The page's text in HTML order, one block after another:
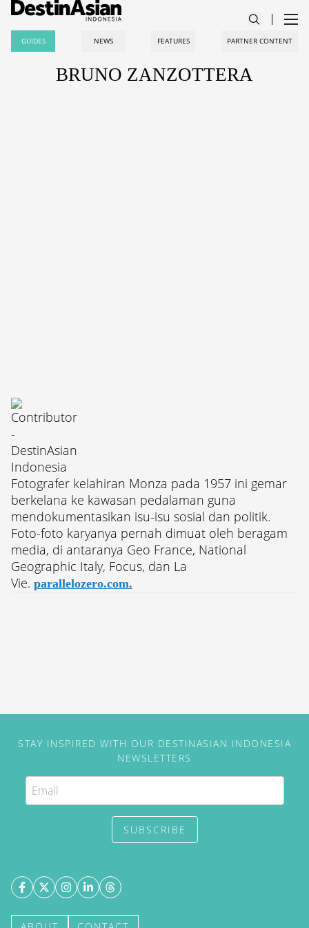
GUIDES NEWS FEATURES PARTNER CONTENT
BRUNO ZANZOTTERA
Fotografer kelahiran Monza pada 1957 ini gemar
berkelana ke kawasan pedalaman guna
mendokumentasikan isu-isu sosial dan politik.
Foto-foto karyanya pernah dimuat oleh beragam
media, di antaranya Geo France, National
Geographic Italy, Focus, dan La
Vie. parallelozero.com.
STAY INSPIRED WITH OUR DESTINASIAN INDONESIA
NEWSLETTERS
SUBSCRIBE